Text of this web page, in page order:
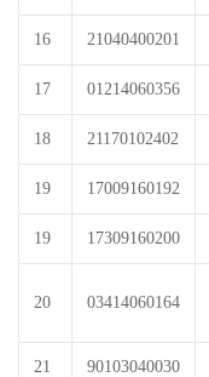
16 21040400201
17 01214060356
18 21170102402
19 17009160192
19 17309160200
20 03414060164
21 90103040030